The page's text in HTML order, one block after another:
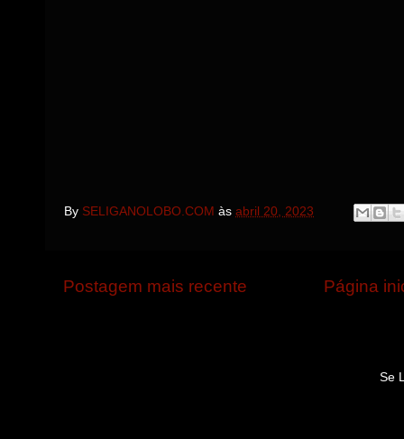
By SELIGANOLOBO.COM às abril 20, 2023
Postagem mais recente Página
Se